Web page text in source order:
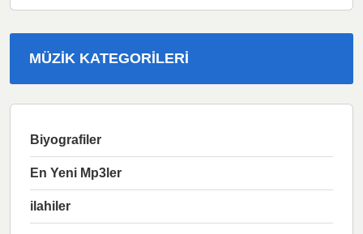
MÜZIK KATEGORILERI
Biyografiler
En Yeni Mp3ler
ilahiler